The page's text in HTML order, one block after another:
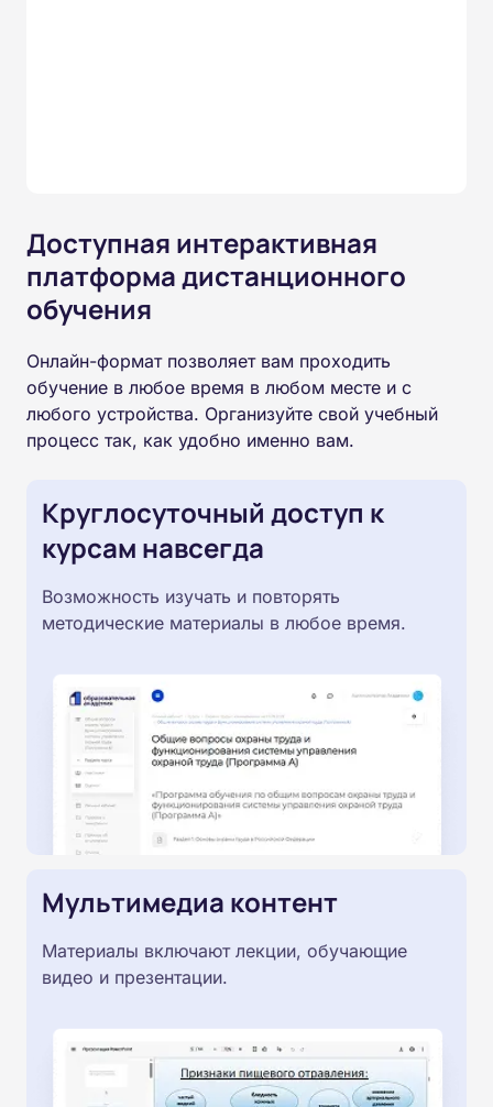
Доступная интерактивная
платформа дистанционного
обучения
Онлайн-формат позволяет вам проходить
обучение в любое время в любом месте и с
любого устройства. Организуйте свой учебный
процесс так, как удобно именно вам.
Круглосуточный доступ к
курсам навсегда
Возможность изучать и повторять
методические материалы в любое время.
Мультимедиа контент
Материалы включают лекции, обучающие
видео и презентации.